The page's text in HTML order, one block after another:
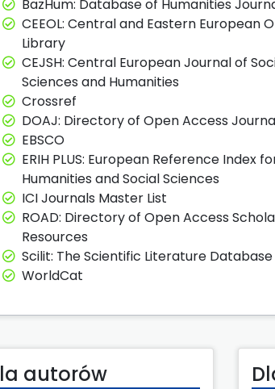
BazHum: Database of Humanities
CEEOL: Central and Eastern European
Library
CEJSH: Central European Journal of
Sciences and Humanities
Crossref
DOAJ: Directory of Open Access
EBSCO
ERIH PLUS: European Reference Index
Humanities and Social Sciences
ICI Journals Master List
ROAD: Directory of Open Access
Resources
Scilit: The Scientific Literature Database
WorldCat
autorów